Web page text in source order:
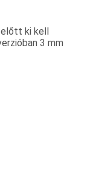
ki kell
3 mm